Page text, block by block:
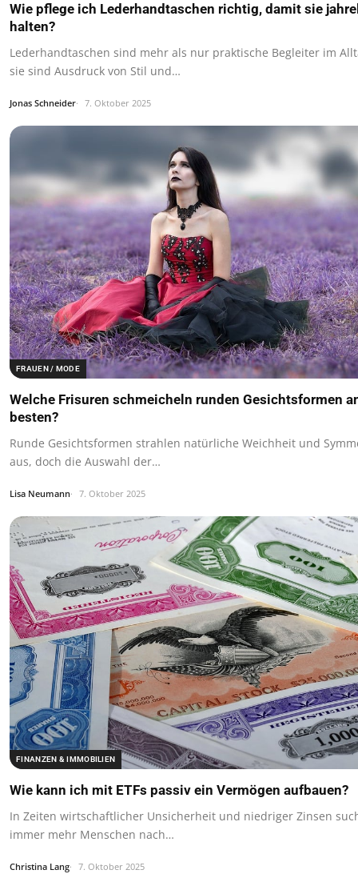
Wie pflege ich Lederhandtaschen richtig, damit sie
halten?
Lederhandtaschen sind mehr als nur praktische Begleiter im
sie sind Ausdruck von Stil und…
Jonas Schneider 7. Oktober 2025
FRAUEN / MODE
Welche Frisuren schmeicheln runden Gesichtsformen
besten?
Runde Gesichtsformen strahlen natürliche Weichheit und
aus, doch die Auswahl der…
Lisa Neumann 7. Oktober 2025
FINANZEN & IMMOBILIEN
Wie kann ich mit ETFs passiv ein Vermögen aufbauen?
In Zeiten wirtschaftlicher Unsicherheit und niedriger Zinsen
immer mehr Menschen nach…
Christina Lang 7. Oktober 2025